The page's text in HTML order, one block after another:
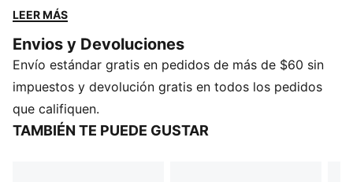
comodidad durante todo el día, una elegante
suela con logo PUMA. La tira elástica en el talón te
garantiza estilo y sujeción, vayas donde vayas.
CARACTERÍSTICAS Y BENEFICIOS
Cubierta fabricada con al menos un 30% de
materiales reciclados
LEER MÁS
Envios y Devoluciones
Envío estándar gratis en pedidos de más de $60 sin
impuestos y devolución gratis en todos los pedidos
que califiquen.
TAMBIÉN TE PUEDE GUSTAR